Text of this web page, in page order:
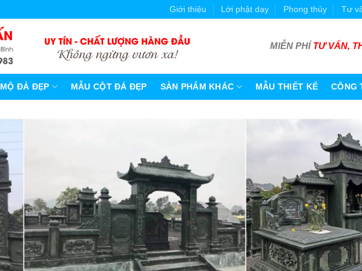
Giới thiệu Lời phật dạy Phong thủy Tư
MIỄN PHÍ TƯ VẤN,
MỘ ĐÁ ĐẸP MẪU CỘT ĐÁ ĐẸP SẢN PHẨM KHÁC MẪU THIẾT KẾ CÔNG